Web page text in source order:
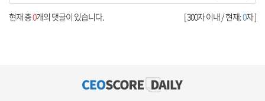
[ 300자 이내 / 현재:0자 ]
현재 총0개의 댓글이 있습니다.